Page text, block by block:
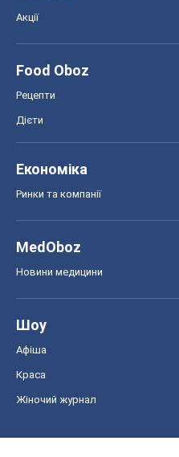
Акції
Food Oboz
Рецепти
Дієти
Економіка
Ринки та компанії
MedOboz
Новини медицини
Шоу
Афіша
Краса
Жіночий журнал